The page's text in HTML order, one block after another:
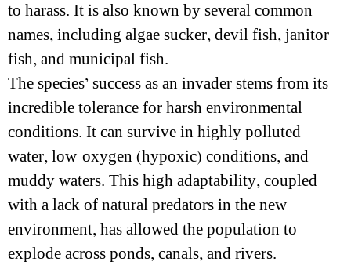
to harass. It is also known by several common
names, including algae sucker, devil fish, janitor
fish, and municipal fish.
The species’ success as an invader stems from its
incredible tolerance for harsh environmental
conditions. It can survive in highly polluted
water, low-oxygen (hypoxic) conditions, and
muddy waters. This high adaptability, coupled
with a lack of natural predators in the new
environment, has allowed the population to
explode across ponds, canals, and rivers.